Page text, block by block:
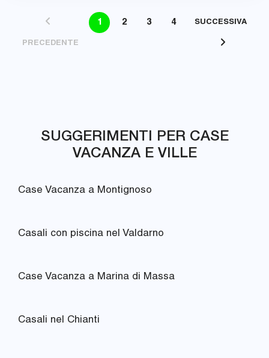
PRECEDENTE
1 2 3 4 SUCCESSIVA
SUGGERIMENTI PER CASE
VACANZA E VILLE
Case Vacanza a Montignoso
Casali con piscina nel Valdarno
Case Vacanza a Marina di Massa
Casali nel Chianti